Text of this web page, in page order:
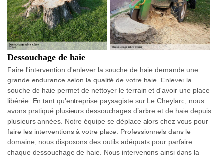
Dessouchage de haie
Faire l'intervention d'enlever la souche de haie demande une
grande endurance selon la qualité de votre haie. Enlever la
souche de haie permet de nettoyer le terrain et d'avoir une place
libérée. En tant qu'entreprise paysagiste sur Le Cheylard, nous
avons pratiqué plusieurs dessouchages d’arbre et de haie depuis
plusieurs années. Notre équipe se déplace alors chez vous pour
faire les interventions à votre place. Professionnels dans le
domaine, nous disposons des outils adéquats pour parfaire
chaque dessouchage de haie. Nous intervenons ainsi dans la